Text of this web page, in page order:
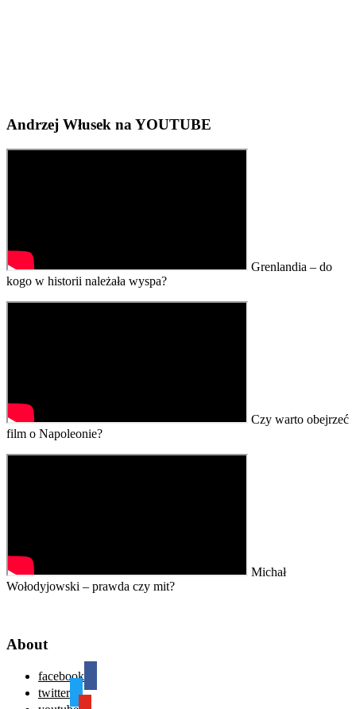
Andrzej Włusek na YOUTUBE
Grenlandia – do
kogo w historii należała wyspa?
Czy warto obejrzeć
film o Napoleonie?
Michał
Wołodyjowski – prawda czy mit?
About
facebook
twitter